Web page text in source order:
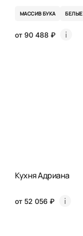
МАССИВ БУКА БЕЛЫЕ
от 90 488 ₽
Кухня Адриана
от 52 056 ₽